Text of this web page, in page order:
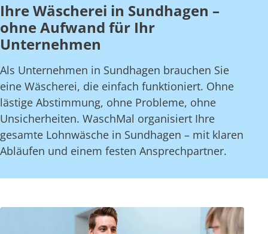
Ihre Wäscherei in Sundhagen –
ohne Aufwand für Ihr
Unternehmen
Als Unternehmen in Sundhagen brauchen Sie
eine Wäscherei, die einfach funktioniert. Ohne
lästige Abstimmung, ohne Probleme, ohne
Unsicherheiten. WaschMal organisiert Ihre
gesamte Lohnwäsche in Sundhagen – mit klaren
Abläufen und einem festen Ansprechpartner.